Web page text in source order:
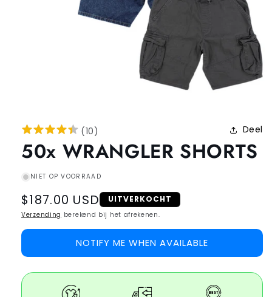
(10) Deel
50x WRANGLER SHORTS
NIET OP VOORRAAD
Regular
price
$187.00 USD UITVERKOCHT
Verzending berekend bij het afrekenen.
NOTIFY ME WHEN AVAILABLE